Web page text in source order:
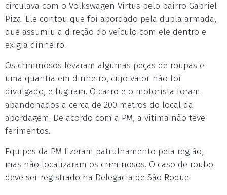
circulava com o Volkswagen Virtus pelo bairro Gabriel
Piza. Ele contou que foi abordado pela dupla armada,
que assumiu a direção do veículo com ele dentro e
exigia dinheiro.
Os criminosos levaram algumas peças de roupas e
uma quantia em dinheiro, cujo valor não foi
divulgado, e fugiram. O carro e o motorista foram
abandonados a cerca de 200 metros do local da
abordagem. De acordo com a PM, a vítima não teve
ferimentos.
Equipes da PM fizeram patrulhamento pela região,
mas não localizaram os criminosos. O caso de roubo
deve ser registrado na Delegacia de São Roque.